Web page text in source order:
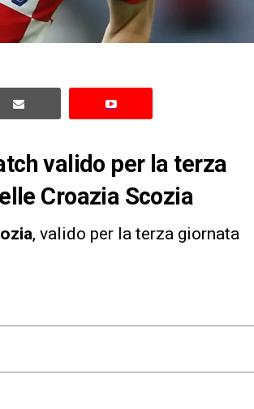
valido per la terza
Croazia Scozia
, valido per la terza giornata